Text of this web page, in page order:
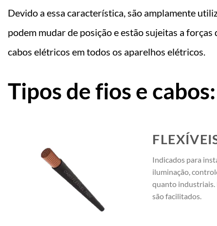
Devido a essa característica, são amplamente
podem mudar de posição e estão sujeitas a
cabos elétricos em todos os aparelhos elétricos.
Tipos de fios e cabos:
Indicados para
iluminação,
quanto industriais.
são facilitados.